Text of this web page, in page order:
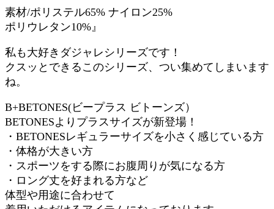
素材/ポリステル65% ナイロン25%
ポリウレタン10%』
私も大好きダジャレシリーズです！
クスッとできるこのシリーズ、つい集めてしまいます
ね。
B+BETONES(ビープラス ビトーンズ）
BETONESよりプラスサイズが新登場！
・BETONESレギュラーサイズを小さく感じている方
・体格が大きい方
・スポーツをする際にお腹周りが気になる方
・ロング丈を好まれる方など
体型や用途に合わせて